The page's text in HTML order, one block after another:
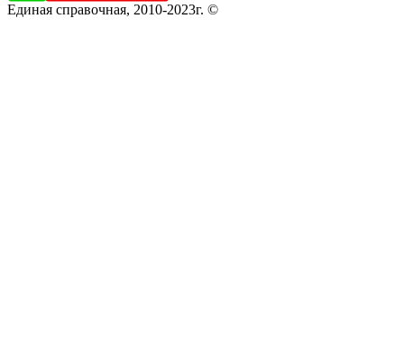
Единая справочная, 2010-2023г. ©